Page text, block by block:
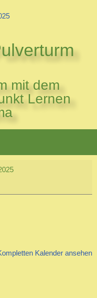
mit dem
Lernen
Kalender ansehen